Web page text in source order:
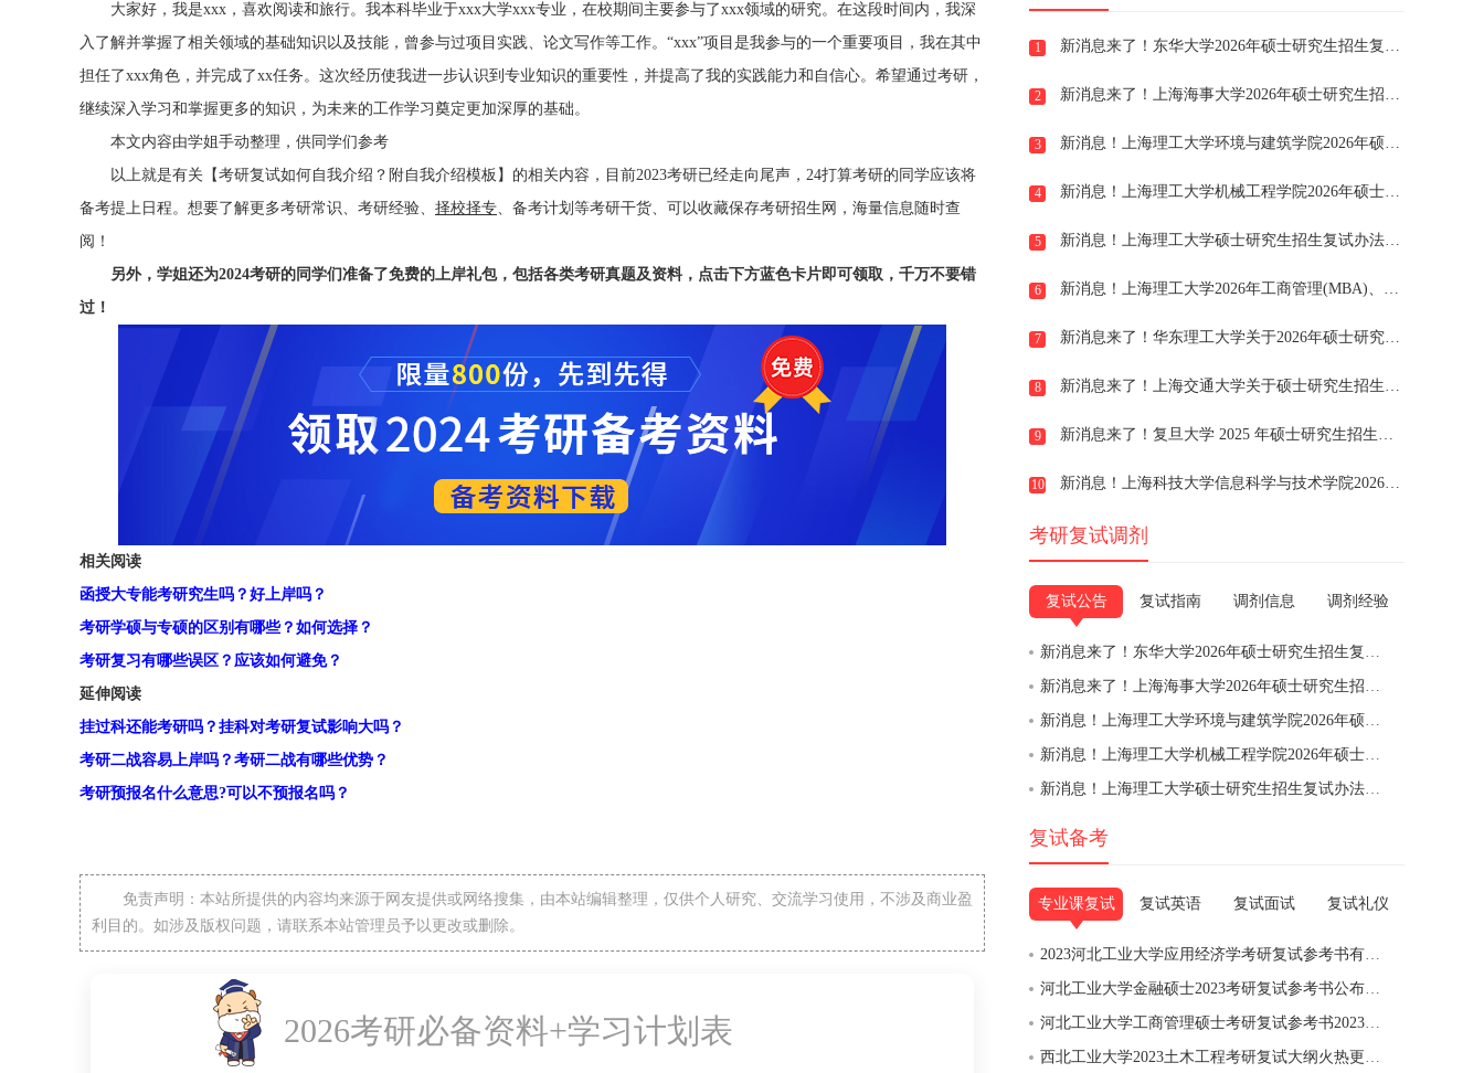
大家好，我是xxx，喜欢阅读和旅行。我本科毕业于xxx大学xxx专业，在校期间主要参与了xxx领域的研究。在这段时间内，我深
入了解并掌握了相关领域的基础知识以及技能，曾参与过项目实践、论文写作等工作。“xxx”项目是我参与的一个重要项目，我在其中
担任了xxx角色，并完成了xx任务。这次经历使我进一步认识到专业知识的重要性，并提高了我的实践能力和自信心。希望通过考研，
继续深入学习和掌握更多的知识，为未来的工作学习奠定更加深厚的基础。
本文内容由学姐手动整理，供同学们参考
以上就是有关【考研复试如何自我介绍？附自我介绍模板】的相关内容，目前2023考研已经走向尾声，24打算考研的同学应该将
备考提上日程。想要了解更多考研常识、考研经验、 择校择专、备考计划等考研干货、可以收藏保存考研招生网，海量信息随时查
阅！
另外，学姐还为2024考研的同学们准备了免费的上岸礼包，包括各类考研真题及资料，点击下方蓝色卡片即可领取，千万不要错
过！
相关阅读
函授大专能考研究生吗？好上岸吗？
考研学硕与专硕的区别有哪些？如何选择？
考研复习有哪些误区？应该如何避免？
延伸阅读
挂过科还能考研吗？挂科对考研复试影响大吗？
考研二战容易上岸吗？考研二战有哪些优势？
考研预报名什么意思?可以不预报名吗？
免责声明：本站所提供的内容均来源于网友提供或网络搜集，由本站编辑整理，仅供个人研究、交流学习使用，不涉及商业盈
利目的。如涉及版权问题，请联系本站管理员予以更改或删除。
2026考研必备资料+学习计划表
1 新消息来了！东华大学2026年硕士研究生招生复试与录取工作办法
2 新消息来了！上海海事大学2026年硕士研究生招生复试录取办法
3 新消息！上海理工大学​环境与建筑学院2026年硕士研究生招生一志愿考生复试安排及注意事项
4 新消息！上海理工大学机械工程学院2026年硕士研究生招生一志愿考生复试安排及注意事项
5 新消息！上海理工大学硕士研究生招生复试办法（2026 年适用）
6 新消息！上海理工大学2026年工商管理(MBA)、工程管理(MEM、工业工程与管理非全日制、物流工程与管理非全日制)、会计(MPAcc)非全日制硕士研究生调剂复试细
7 新消息来了！华东理工大学关于2026年硕士研究生招生复试录取工作的指导意见
8 新消息来了！上海交通大学关于硕士研究生招生复试录取工作办法
9 新消息来了！复旦大学 2025 年硕士研究生招生考试复试阶段考生须知
10 新消息！上海科技大学信息科学与技术学院2026年招收硕士研究生复试工作规程
考研复试调剂
复试公告 复试指南 调剂信息 调剂经验
新消息来了！东华大学2026年硕士研究生招生复试与录取工作办法
新消息来了！上海海事大学2026年硕士研究生招生复试录取办法
新消息！上海理工大学​环境与建筑学院2026年硕士研究生招生一志愿考生复试安排及注意事项
新消息！上海理工大学机械工程学院2026年硕士研究生招生一志愿考生复试安排及注意事项
新消息！上海理工大学硕士研究生招生复试办法（2026 年适用）
复试备考
专业课复试 复试英语 复试面试 复试礼仪
2023河北工业大学应用经济学考研复试参考书有哪些？
河北工业大学金融硕士2023考研复试参考书公布啦！
河北工业大学工商管理硕士考研复试参考书2023年最新版！
西北工业大学2023土木工程考研复试大纲火热更新！